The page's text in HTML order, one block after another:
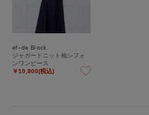
ef-de Black
ジャガードニット袖シフォ
ンワンピース
￥19,800(税込)